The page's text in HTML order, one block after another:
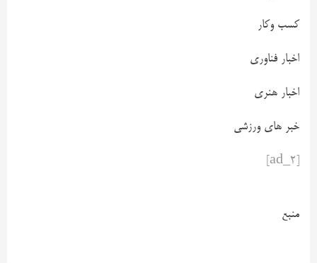
کسب وکار
اخبار فناوری
اخبار هنری
خبر های ورزشی
منبع